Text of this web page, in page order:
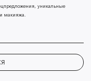
уникальные
макияжа.